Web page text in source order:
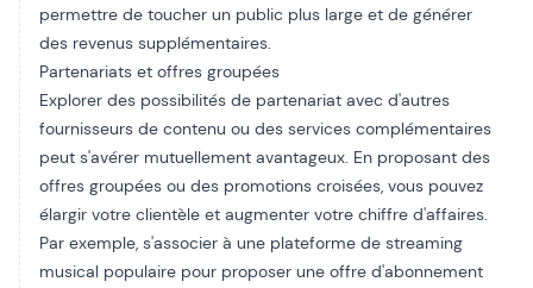
permettre de toucher un public plus large et de générer
des revenus supplémentaires.
Partenariats et offres groupées
Explorer des possibilités de partenariat avec d'autres
fournisseurs de contenu ou des services complémentaires
peut s'avérer mutuellement avantageux. En proposant des
offres groupées ou des promotions croisées, vous pouvez
élargir votre clientèle et augmenter votre chiffre d'affaires.
Par exemple, s'associer à une plateforme de streaming
musical populaire pour proposer une offre d'abonnement